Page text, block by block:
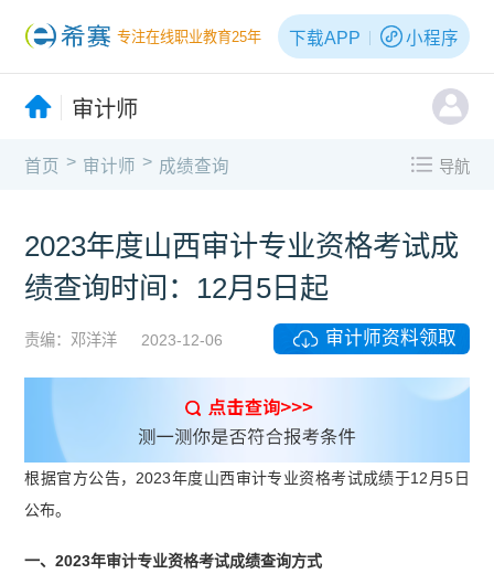
专注在线职业教育25年 下载APP 小程序
审计师
首页 > 审计师 > 成绩查询 导航
2023年度山西审计专业资格考试成
绩查询时间：12月5日起
责编：邓洋洋 2023-12-06 审计师资料领取
根据官方公告，2023年度山西审计专业资格考试成绩于12月5日
公布。
一、2023年审计专业资格考试成绩查询方式